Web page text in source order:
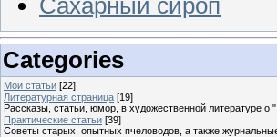
Categories
Мои статьи [22]
Литературная страница [19]
Рассказы, статьи, юмор, в художественной литературе о
Практические статьи [39]
Советы старых, опытных пчеловодов, а также журнальные